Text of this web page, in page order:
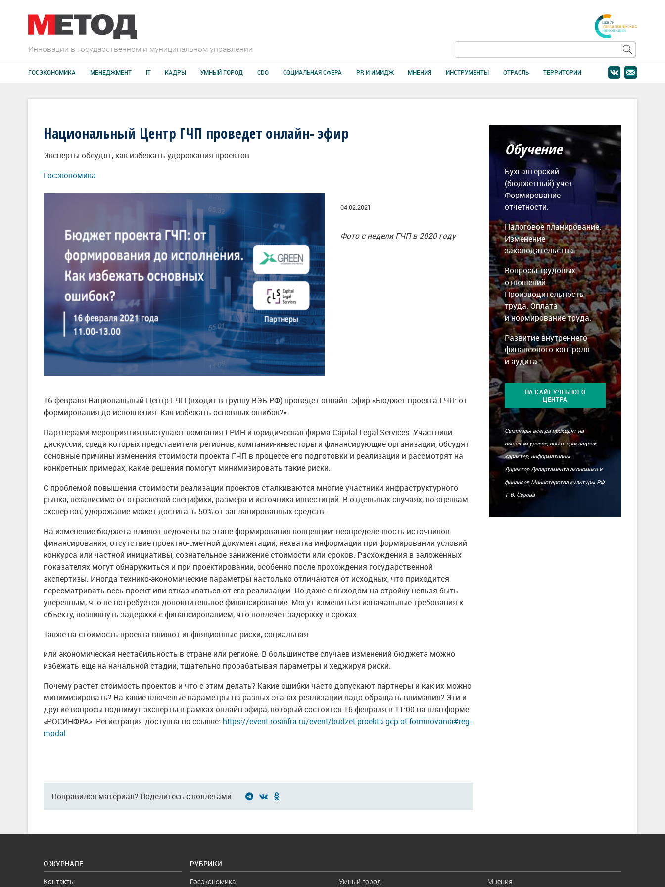
Инновации в государственном и муниципальном управлении
ГОСЭКОНОМИКА МЕНЕДЖМЕНТ IT КАДРЫ УМНЫЙ ГОРОД CDO СОЦИАЛЬНАЯ СФЕРА PR И ИМИДЖ МНЕНИЯ ИНСТРУМЕНТЫ ОТРАСЛЬ ТЕРРИТОРИИ
Национальный Центр ГЧП проведет онлайн- эфир
Эксперты обсудят, как избежать удорожания проектов
Госэкономика
04.02.2021
Фото с недели ГЧП в 2020 году
16 февраля Национальный Центр ГЧП (входит в группу ВЭБ.РФ) проведет онлайн- эфир «Бюджет проекта ГЧП: от
формирования до исполнения. Как избежать основных ошибок?».
Партнерами мероприятия выступают компания ГРИН и юридическая фирма Capital Legal Services. Участники
дискуссии, среди которых представители регионов, компании-инвесторы и финансирующие организации, обсудят
основные причины изменения стоимости проекта ГЧП в процессе его подготовки и реализации и рассмотрят на
конкретных примерах, какие решения помогут минимизировать такие риски.
С проблемой повышения стоимости реализации проектов сталкиваются многие участники инфраструктурного
рынка, независимо от отраслевой специфики, размера и источника инвестиций. В отдельных случаях, по оценкам
экспертов, удорожание может достигать 50% от запланированных средств.
На изменение бюджета влияют недочеты на этапе формирования концепции: неопределенность источников
финансирования, отсутствие проектно-сметной документации, нехватка информации при формировании условий
конкурса или частной инициативы, сознательное занижение стоимости или сроков. Расхождения в заложенных
показателях могут обнаружиться и при проектировании, особенно после прохождения государственной
экспертизы. Иногда технико-экономические параметры настолько отличаются от исходных, что приходится
пересматривать весь проект или отказываться от его реализации. Но даже с выходом на стройку нельзя быть
уверенным, что не потребуется дополнительное финансирование. Могут измениться изначальные требования к
объекту, возникнуть задержки с финансированием, что повлечет задержку в сроках.
Также на стоимость проекта влияют инфляционные риски, социальная
или экономическая нестабильность в стране или регионе. В большинстве случаев изменений бюджета можно
избежать еще на начальной стадии, тщательно прорабатывая параметры и хеджируя риски.
Почему растет стоимость проектов и что с этим делать? Какие ошибки часто допускают партнеры и как их можно
минимизировать? На какие ключевые параметры на разных этапах реализации надо обращать внимания? Эти и
другие вопросы поднимут эксперты в рамках онлайн-эфира, который состоится 16 февраля в 11:00 на платформе
«РОСИНФРА». Регистрация доступна по ссылке: https://event.rosinfra.ru/event/budzet-proekta-gcp-ot-formirovania#reg-
modal
Понравился материал? Поделитесь с коллегами
Обучение
Бухгалтерский
(бюджетный) учет.
Формирование
отчетности.
Налоговое планирование.
Изменение
законодательства.
Вопросы трудовых
отношений.
Производительность
труда. Оплата
и нормирование труда.
Развитие внутреннего
финансового контроля
и аудита.
НА САЙТ УЧЕБНОГО
ЦЕНТРА
Семинары всегда проходят на
высоком уровне, носят прикладной
характер, информативны.
Директор Департамента экономики и
финансов Министерства культуры РФ
Т. В. Серова
О ЖУРНАЛЕ
Контакты
РУБРИКИ
Госэкономика Умный город
Мнения